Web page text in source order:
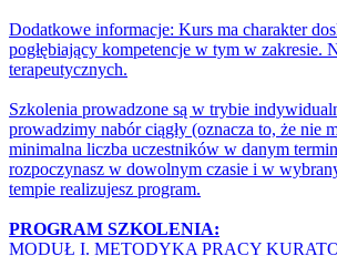
Dodatkowe informacje: Kurs ma charakter
pogłębiający kompetencje w tym w zakresie.
terapeutycznych.
Szkolenia prowadzone są w trybie
prowadzimy nabór ciągły (oznacza to, że nie
minimalna liczba uczestników w danym
rozpoczynasz w dowolnym czasie i w
tempie realizujesz program.
PROGRAM SZKOLENIA:
MODUŁ I. METODYKA PRACY